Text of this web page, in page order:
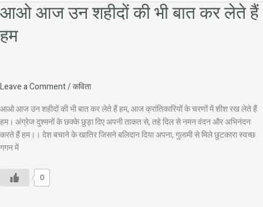
आओ आज उन शहीदों की भी बात कर लेते हैं
हम
Leave a Comment/कविता
आओ आज उन शहीदों की भी बात कर लेते हैं हम, आज क्रांतिकारियों के चरणों में शीश रख लेते हैं
हम। अंग्रेज दुश्मनों के छक्के छुड़ा दिए अपनी ताकत से, तहे दिल से नमन वंदन और अभिनंदन
करते हैं हम।। देश बचाने के खातिर जिसने बलिदान दिया अपना, गुलामी से मिले छुटकारा स्वच्छ
गगन में
0
आओ
आज
उन
शहीदों
बात
लेते
हैं
हम